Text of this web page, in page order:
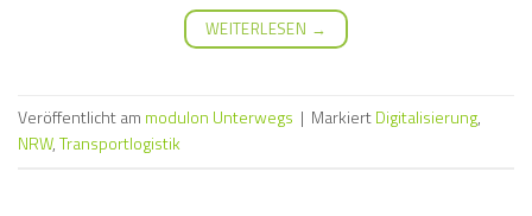
WEITERLESEN →
Veröffentlicht am modulon Unterwegs | MarkiertDigitalisierung,
NRW,Transportlogistik